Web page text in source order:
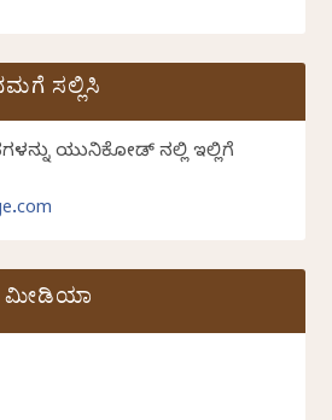
ಸಲ್ಲಿಸಿ
ಯುನಿಕೋಡ್ ನಲ್ಲಿ ಇಲ್ಲಿಗೆ